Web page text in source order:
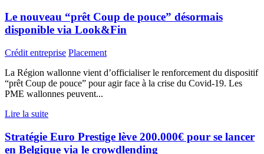
Le nouveau “prêt Coup de pouce” désormais
disponible via Look&Fin
Crédit entreprise Placement
La Région wallonne vient d’officialiser le renforcement du dispositif
“prêt Coup de pouce” pour agir face à la crise du Covid-19. Les
PME wallonnes peuvent...
Lire la suite
Stratégie Euro Prestige lève 200.000€ pour se lancer
en Belgique via le crowdlending